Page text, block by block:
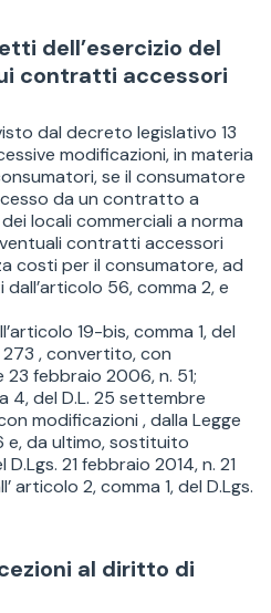
dell’esercizio del
contratti accessori
dal decreto legislativo 13
modificazioni, in materia
se il consumatore
da un contratto a
locali commerciali a norma
contratti accessori
costi per il consumatore, ad
56, comma 2, e
19-bis, comma 1, del
, convertito, con
23 febbraio 2006, n. 51;
4, del D.L. 25 settembre
modificazioni , dalla Legge
e, da ultimo, sostituito
D.Lgs. 21 febbraio 2014, n. 21
articolo 2, comma 1, del D.Lgs.
al diritto di